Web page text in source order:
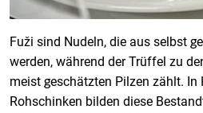
Fuži sind Nudeln, die aus selbst
werden, während der Trüffel zu
meist geschätzten Pilzen zählt.
Rohschinken bilden diese